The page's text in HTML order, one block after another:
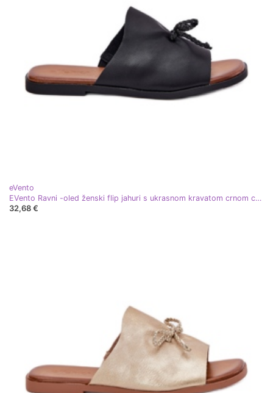
eVento
EVento Ravni -oled ženski flip jahuri s ukrasnom kravatom crnom crna
32,68 €